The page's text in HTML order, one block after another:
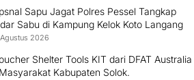
Sapu Jagat Polres Pessel Tangkap
Sabu di Kampung Kelok Koto Langang
2026
Shelter Tools KIT dari DFAT Australia
Kabupaten Solok.